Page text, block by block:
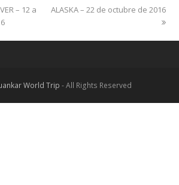
– 12 a
next
ALASKA – 22 de octubre de 2016
World Trip - All Rights Reserved